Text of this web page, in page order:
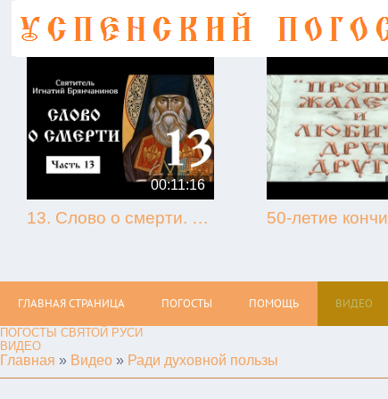
00:11:16
13. Слово о смерти. Игнатий Брянчанинов.
ГЛАВНАЯ СТРАНИЦА ПОГОСТЫ ПОМОЩЬ ВИДЕО
ПОГОСТЫ СВЯТОЙ РУСИ
ВИДЕО
Главная » Видео » Ради духовной пользы